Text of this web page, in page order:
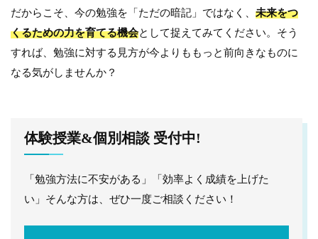
だからこそ、今の勉強を「ただの暗記」ではなく、 未来をつ
くるための力を育てる機会として捉えてみてください。そう
すれば、勉強に対する見方が今よりももっと前向きなものに
なる気がしませんか？
体験授業&個別相談 受付中!
「勉強方法に不安がある」「効率よく成績を上げた
い」そんな方は、ぜひ一度ご相談ください！